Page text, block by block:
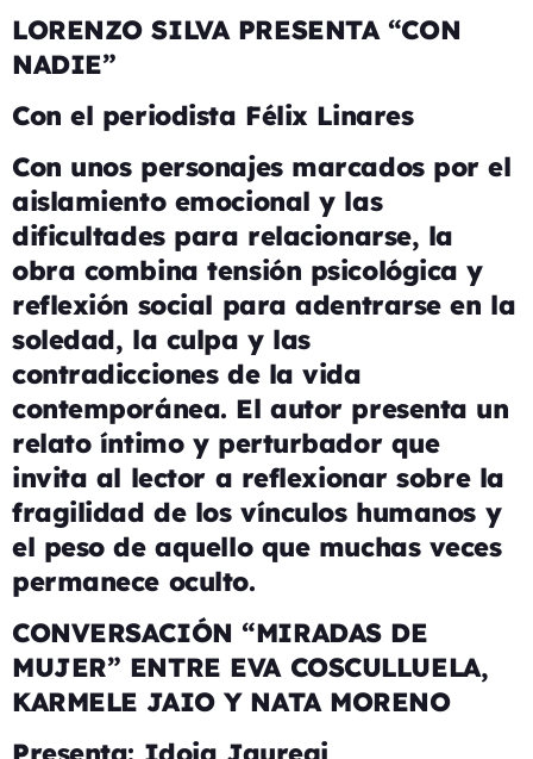
LORENZO SILVA PRESENTA “CON
NADIE”
Con el periodista Félix Linares
Con unos personajes marcados por el
aislamiento emocional y las
dificultades para relacionarse, la
obra combina tensión psicológica y
reflexión social para adentrarse en la
soledad, la culpa y las
contradicciones de la vida
contemporánea. El autor presenta un
relato íntimo y perturbador que
invita al lector a reflexionar sobre la
fragilidad de los vínculos humanos y
el peso de aquello que muchas veces
permanece oculto.
CONVERSACIÓN “MIRADAS DE
MUJER” ENTRE EVA COSCULLUELA,
KARMELE JAIO Y NATA MORENO